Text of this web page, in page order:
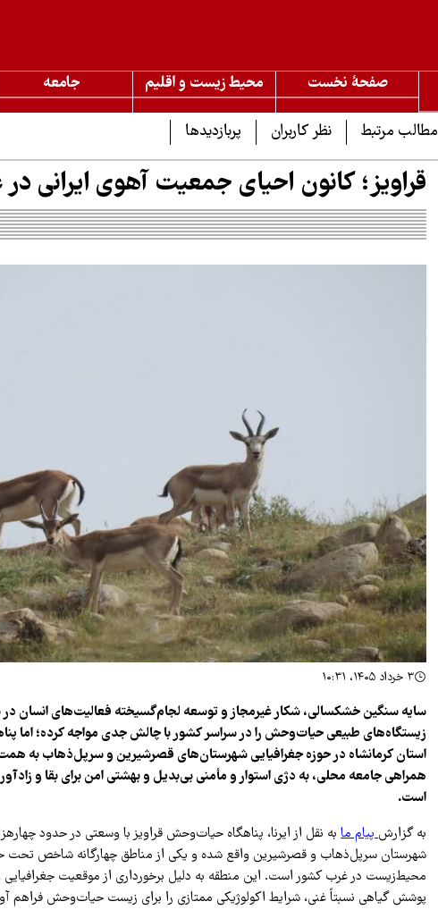
صفحۀ نخست محیط زیست و اقلیم جامعه
مطالب مرتبط
نظر کاربران پربازدیدها
قراویز؛ کانون احیای جمعیت آهوی ایرانی
۳ خرداد ۱۴۰۵، ۱۰:۳۱
سایه سنگین خشکسالی، شکار غیرمجاز و توسعه لجام‌گسیخته فعالیت‌های انسان در
زیستگاه‌های طبیعی حیات‌وحش را در سراسر کشور با چالش جدی مواجه کرده؛ اما
استان کرمانشاه در حوزه جغرافیایی شهرستان‌های قصرشیرین و سرپل‌ذهاب به
همراهی جامعه محلی، به دژی استوار و مأمنی بی‌بدیل و بهشتی امن برای بقا و
است.
به گزارشپیام ما
شهرستان سرپل‌ذهاب و قصرشیرین واقع شده و یکی از مناطق چهارگانه شاخص
محیط‌زیست در غرب کشور است. این منطقه به دلیل برخورداری از موقعیت جغرافیایی
پوشش گیاهی نسبتاً غنی، شرایط اکولوژیکی ممتازی را برای زیست حیات‌وحش فراهم